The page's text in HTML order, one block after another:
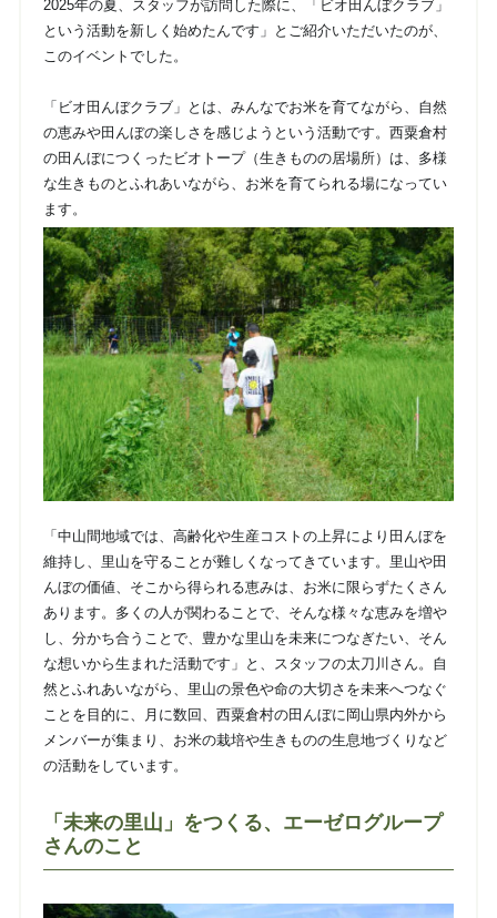
2025年の夏、スタッフが訪問した際に、「ビオ田んぼクラブ」
という活動を新しく始めたんです」とご紹介いただいたのが、
このイベントでした。
「ビオ田んぼクラブ」とは、みんなでお米を育てながら、自然
の恵みや田んぼの楽しさを感じようという活動です。西粟倉村
の田んぼにつくったビオトープ（生きものの居場所）は、多様
な生きものとふれあいながら、お米を育てられる場になってい
ます。
「中山間地域では、高齢化や生産コストの上昇により田んぼを
維持し、里山を守ることが難しくなってきています。里山や田
んぼの価値、そこから得られる恵みは、お米に限らずたくさん
あります。多くの人が関わることで、そんな様々な恵みを増や
し、分かち合うことで、豊かな里山を未来につなぎたい、そん
な想いから生まれた活動です」と、スタッフの太刀川さん。自
然とふれあいながら、里山の景色や命の大切さを未来へつなぐ
ことを目的に、月に数回、西粟倉村の田んぼに岡山県内外から
メンバーが集まり、お米の栽培や生きものの生息地づくりなど
の活動をしています。
「未来の里山」をつくる、エーゼログループ
さんのこと